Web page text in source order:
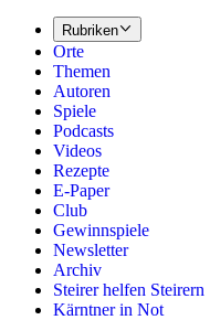
Rubriken
Orte
Themen
Autoren
Spiele
Podcasts
Videos
Rezepte
E-Paper
Club
Gewinnspiele
Newsletter
Archiv
Steirer helfen Steirern
Kärntner in Not